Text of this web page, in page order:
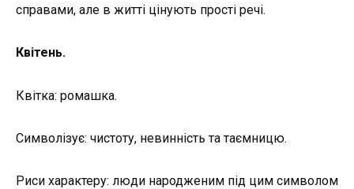
справами, але в житті цінують прості речі.
Квітень.
Квітка: ромашка.
Символізує: чистоту, невинність та таємницю.
Риси характеру: люди народженим під цим символом